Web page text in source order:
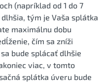
(napríklad od 1 do 7
tým je Vaša splátka
maximálnu dobu
čím sa zníži
bude splácať dlhšie
viac, v tomto
splátka úveru bude